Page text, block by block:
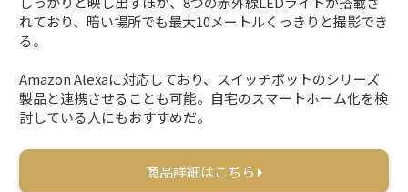
れており、暗い場所でも最大10メートルくっきりと撮影でき
る。
Amazon Alexaに対応しており、スイッチボットのシリーズ
製品と連携させることも可能。自宅のスマートホーム化を検
討している人にもおすすめだ。
商品詳細はこちら